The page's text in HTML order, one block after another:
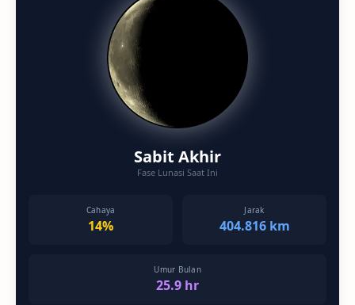
Sabit Akhir
Fase Lunasi Saat Ini
Cahaya
14%
Jarak
404.816 km
Umur Bulan
25.9 hr